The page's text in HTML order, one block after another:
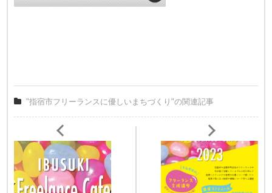
"指宿市フリーランスに優しいまちづくり"の関連記事